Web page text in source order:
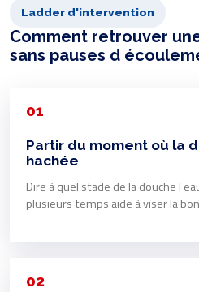
Ladder d'intervention
Comment retrouver
sans pauses d
01
Partir du moment où la
hachée
Dire à quel stade de la douche l
plusieurs temps aide à viser la
02